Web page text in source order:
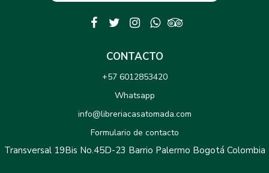
CONTACTO
+57 6012853420
Whatsapp
info@libreriacasatomada.com
Formulario de contacto
Transversal 19Bis No.45D-23 Barrio Palermo Bogotá Colombia